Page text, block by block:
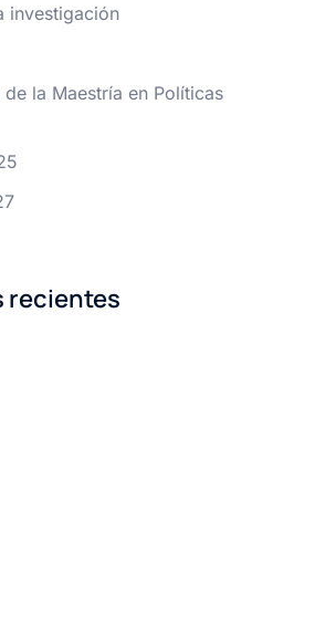
investigación
la Maestría en Políticas
recientes